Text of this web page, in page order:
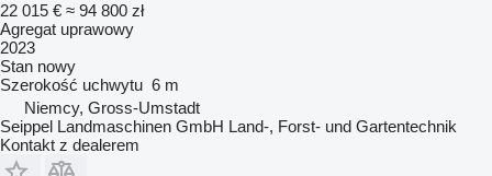
22 015 € ≈ 94 800 zł
Agregat uprawowy
2023
Stan nowy
Szerokość uchwytu 6 m
Niemcy, Gross-Umstadt
Seippel Landmaschinen GmbH Land-, Forst- und Gartentechnik
Kontakt z dealerem